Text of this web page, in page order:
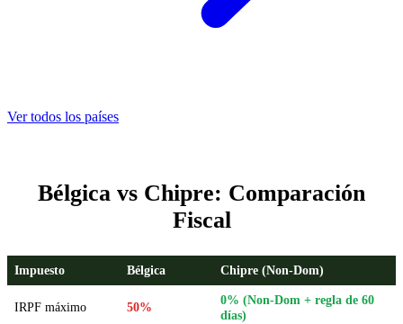
Ver todos los países
Bélgica vs Chipre: Comparación
Fiscal
Impuesto Bélgica Chipre (Non-Dom)
IRPF máximo 50%
0% (Non-Dom + regla de 60
días)